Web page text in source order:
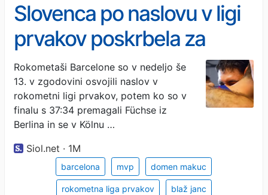
Slovenca po naslovu v ligi
prvakov poskrbela za
ganljiv trenutek #video
Rokometaši Barcelone so v nedeljo še
13. v zgodovini osvojili naslov v
rokometni ligi prvakov, potem ko so v
finalu s 37:34 premagali Füchse iz
Berlina in se v Kölnu …
Siol.net · 1M
barcelona mvp domen makuc
rokometna liga prvakov blaž janc